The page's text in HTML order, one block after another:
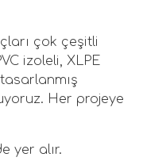
çok çeşitli
izoleli, XLPE
Her projeye
yer alır.